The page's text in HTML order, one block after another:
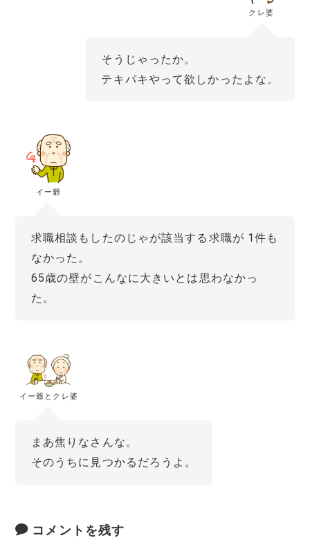
クレ婆
そうじゃったか。
テキパキやって欲しかったよな。
イー爺
求職相談もしたのじゃが該当する求職が 1件も
なかった。
65歳の壁がこんなに大きいとは思わなかっ
た。
イー爺とクレ婆
まあ焦りなさんな。
そのうちに見つかるだろうよ。
コメントを残す